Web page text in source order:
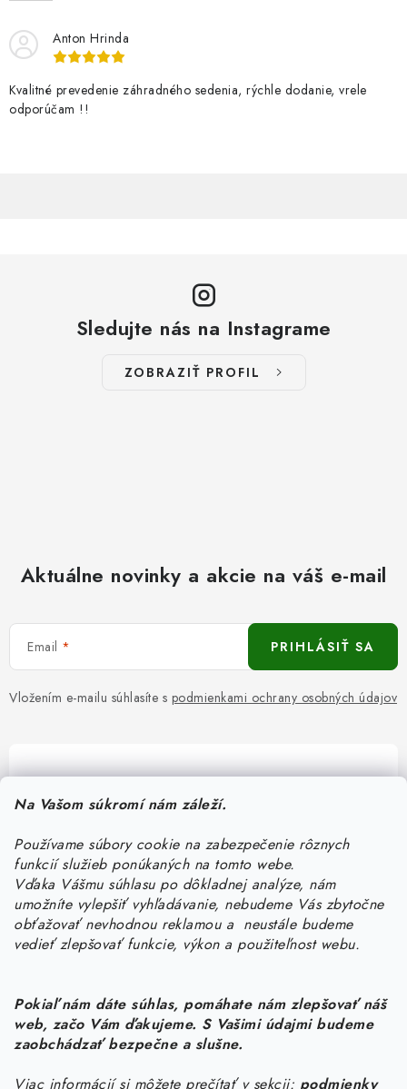
Na Vašom súkromí nám záleží.
Používame súbory cookie na zabezpečenie rôznych
funkcií služieb ponúkaných na tomto webe.
Vďaka Vášmu súhlasu po dôkladnej analýze, nám
umožníte vylepšiť vyhľadávanie, nebudeme Vás zbytočne
obťažovať nevhodnou reklamou a neustále budeme
vedieť zlepšovať funkcie, výkon a použiteľnost webu.
Pokiaľ nám dáte súhlas, pomáhate nám zlepšovať náš
web, začo Vám ďakujeme. S Vašimi údajmi budeme
zaobchádzať bezpečne a slušne.
Viac informácií si môžete prečítať v sekcii: podmienky
Anton Hrinda
Kvalitné prevedenie záhradného sedenia, rýchle dodanie, vrele
odporúčam !!
Sledujte nás na Instagrame
ZOBRAZIŤ PROFIL
Aktuálne novinky a akcie na váš e-mail
Email
Vložením e-mailu súhlasíte s podmienkami ochrany osobných údajov
PRIHLÁSIŤ SA
Pomôžeme vám s výberom
Potrebujete s niečím poradiť? Sme tu pre vás!
objednavky@kurin.sk
0950456469